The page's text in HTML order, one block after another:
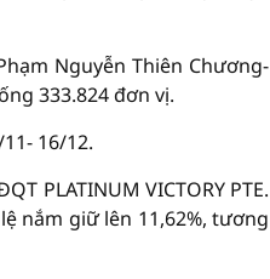
Nguyễn Thiên Chương-
333.824 đơn vị.
16/12.
PLATINUM VICTORY PTE.
nắm giữ lên 11,62%, tương